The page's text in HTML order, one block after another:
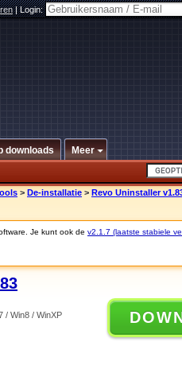
|Login:
downloads Meer
> De-installatie > Revo Uninstaller
Je kunt ook de v2.1.7 (laatste stabiele
/ Win8 / WinXP